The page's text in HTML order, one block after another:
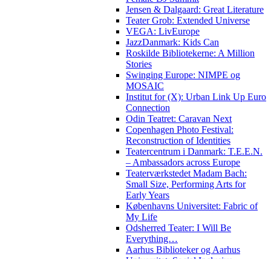
Jensen & Dalgaard: Great Literature
Teater Grob: Extended Universe
VEGA: LivEurope
JazzDanmark: Kids Can
Roskilde Bibliotekerne: A Million
Stories
Swinging Europe: NIMPE og
MOSAIC
Institut for (X): Urban Link Up Euro
Connection
Odin Teatret: Caravan Next
Copenhagen Photo Festival:
Reconstruction of Identities
Teatercentrum i Danmark: T.E.E.N.
– Ambassadors across Europe
Teaterværkstedet Madam Bach:
Small Size, Performing Arts for
Early Years
Københavns Universitet: Fabric of
My Life
Odsherred Teater: I Will Be
Everything…
Aarhus Biblioteker og Aarhus